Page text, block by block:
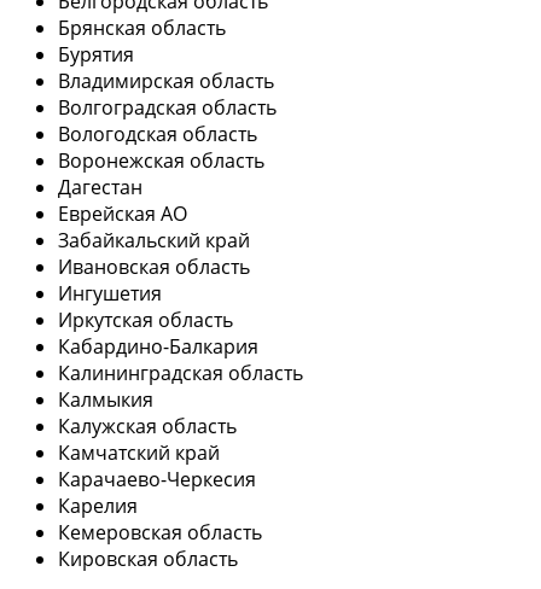
Брянская область
Бурятия
Владимирская область
Волгоградская область
Вологодская область
Воронежская область
Дагестан
Еврейская АО
Забайкальский край
Ивановская область
Ингушетия
Иркутская область
Кабардино-Балкария
Калининградская область
Калмыкия
Калужская область
Камчатский край
Карачаево-Черкесия
Карелия
Кемеровская область
Кировская область